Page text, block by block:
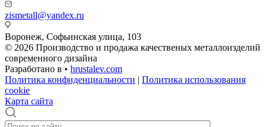
zismetall@yandex.ru
Воронеж, Софьинская улица, 103
© 2026 Производство и продажа качественых металлоизделий
современного дизайна
Разработано в • hrustalev.com
Политика конфиденциальности | Политика использования
cookie
Карта сайта